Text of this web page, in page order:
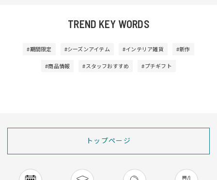
TREND KEY WORDS
#期間限定 #シーズンアイテム #インテリア雑貨 #新作
#商品情報 #スタッフおすすめ #プチギフト
トップページ